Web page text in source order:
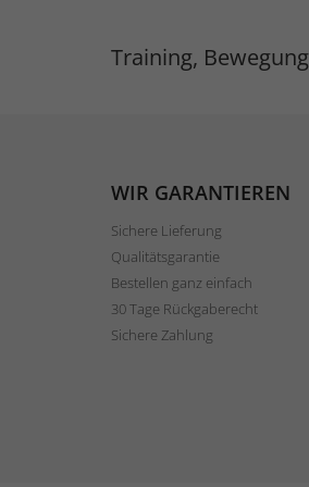
Training,
WIR GARANTIEREN
Sichere Lieferung
Qualitätsgarantie
Bestellen ganz einfach
30 Tage Rückgaberecht
Sichere Zahlung